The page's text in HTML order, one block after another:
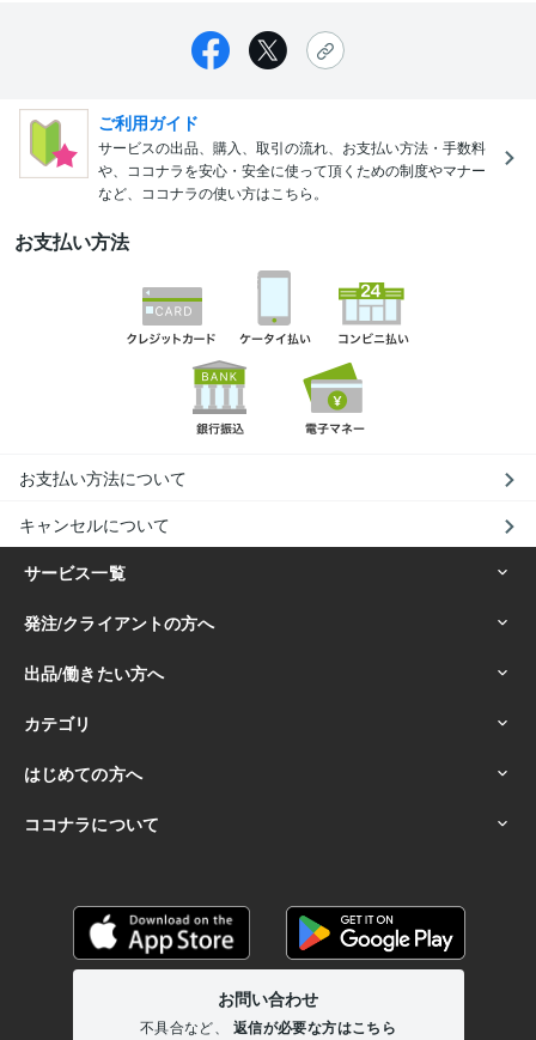
ご利用ガイド
サービスの出品、購入、取引の流れ、お支払い方法・手数料
や、ココナラを安心・安全に使って頂くための制度やマナー
など、ココナラの使い方はこちら。
お支払い方法
お支払い方法について
キャンセルについて